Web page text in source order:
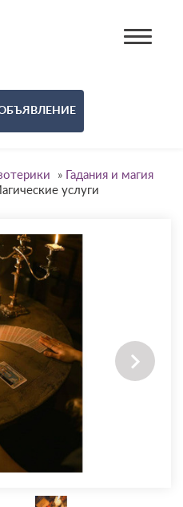
»
Гадания и магия
услуги